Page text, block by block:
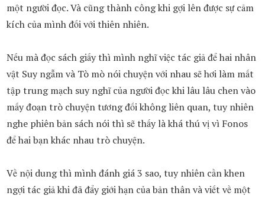
một người đọc. Và cũng thành công khi gợi lên được sự cảm
kích của mình đối với thiên nhiên.
Nếu mà đọc sách giấy thì mình nghĩ việc tác giả để hai nhân
vật Suy ngẫm và Tò mò nói chuyện với nhau sẽ hơi làm mất
tập trung mạch suy nghĩ của người đọc khi lâu lâu chen vào
mấy đoạn trò chuyện tương đối không liên quan, tuy nhiên
nghe phiên bản sách nói thì sẽ thấy là khá thú vị vì Fonos
để hai bạn khác nhau trò chuyện.
Về nội dung thì mình đánh giá 3 sao, tuy nhiên cần khen
ngợi tác giả khi đã đẩy giới hạn của bản thân và viết về một